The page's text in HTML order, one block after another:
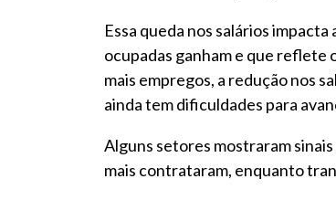
Essa queda nos salários
ocupadas ganham e que reflete
mais empregos, a redução nos
ainda tem dificuldades para
Alguns setores mostraram
mais contrataram, enquanto